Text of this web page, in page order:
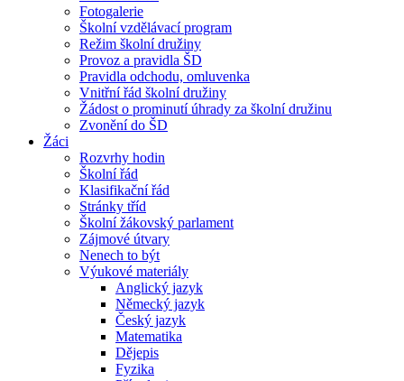
Fotogalerie
Školní vzdělávací program
Režim školní družiny
Provoz a pravidla ŠD
Pravidla odchodu, omluvenka
Vnitřní řád školní družiny
Žádost o prominutí úhrady za školní družinu
Zvonění do ŠD
Žáci
Rozvrhy hodin
Školní řád
Klasifikační řád
Stránky tříd
Školní žákovský parlament
Zájmové útvary
Nenech to být
Výukové materiály
Anglický jazyk
Německý jazyk
Český jazyk
Matematika
Dějepis
Fyzika